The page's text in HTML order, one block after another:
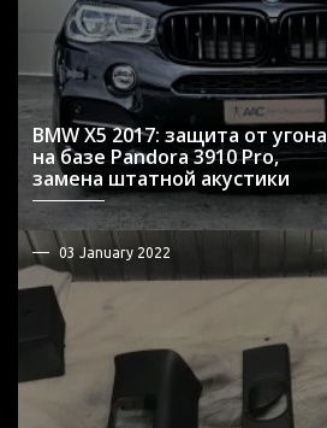
BMW X5 2017: защита от угона
на базе Pandora 3910 Pro,
замена штатной акустики
03 January 2022